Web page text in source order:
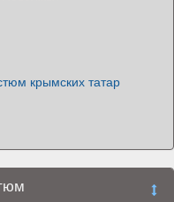
крымских татар